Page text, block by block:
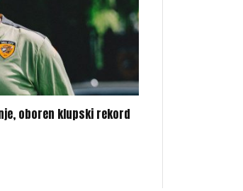
oboren klupski rekord